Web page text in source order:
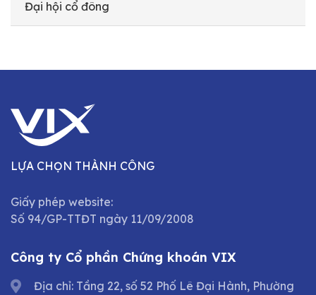
Đại hội cổ đông
LỰA CHỌN THÀNH CÔNG
Giấy phép website:
Số 94/GP-TTĐT ngày 11/09/2008
Công ty Cổ phần Chứng khoán VIX
Địa chỉ: Tầng 22, số 52 Phố Lê Đại Hành, Phường